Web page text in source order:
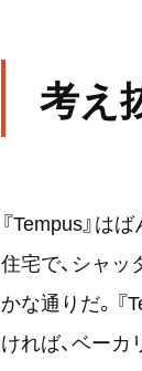
考え
『Tempus』は
住宅で、シャッ
かな通りだ。
ければ、ベー